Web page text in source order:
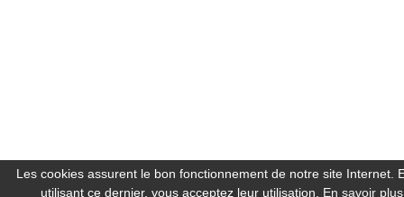
Les cookies assurent le bon fonctionnement de notre site Internet.
utilisant ce dernier, vous acceptez leur utilisation. En savoir plus